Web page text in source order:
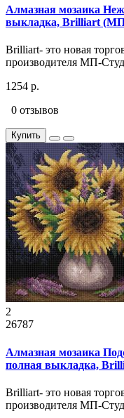
Алмазная мозаика
выкладка, Brilliart
Brilliart- это новая
производителя МП-
1254 р.
0 отзывов
Купить
2
26787
Алмазная мозаика
полная выкладка,
Brilliart- это новая
производителя МП-